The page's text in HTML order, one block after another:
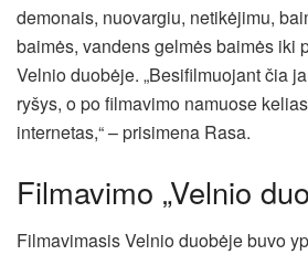
demonais, nuovargiu, netikėjimu,
baimės, vandens gelmės baimės iki
Velnio duobėje. „Besifilmuojant čia
ryšys, o po filmavimo namuose
internetas,“ – prisimena Rasa.
Filmavimo „Velnio
Filmavimasis Velnio duobėje buvo